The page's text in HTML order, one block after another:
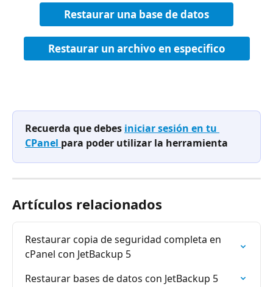
Restaurar una base de datos
Restaurar un archivo en especifico
Recuerda que debes iniciar sesión en tu
CPanel para poder utilizar la herramienta
Artículos relacionados
Restaurar copia de seguridad completa en
cPanel con JetBackup 5
Restaurar bases de datos con JetBackup 5